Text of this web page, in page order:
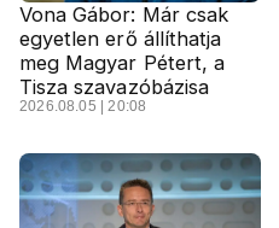
Vona Gábor: Már csak
egyetlen erő állíthatja
meg Magyar Pétert, a
Tisza szavazóbázisa
2026.08.05 | 20:08